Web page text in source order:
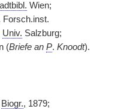
Wien;
Forsch.inst.
Univ. Salzburg;
(Briefe an P. Knoodt).
Biogr., 1879;